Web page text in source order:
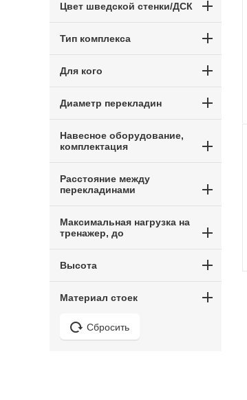
Цвет шведской стенки/ДСК
Тип комплекса
Для кого
Диаметр перекладин
Навесное оборудование,
комплектация
Расстояние между
перекладинами
Максимальная нагрузка на
тренажер, до
Высота
Материал стоек
Сбросить